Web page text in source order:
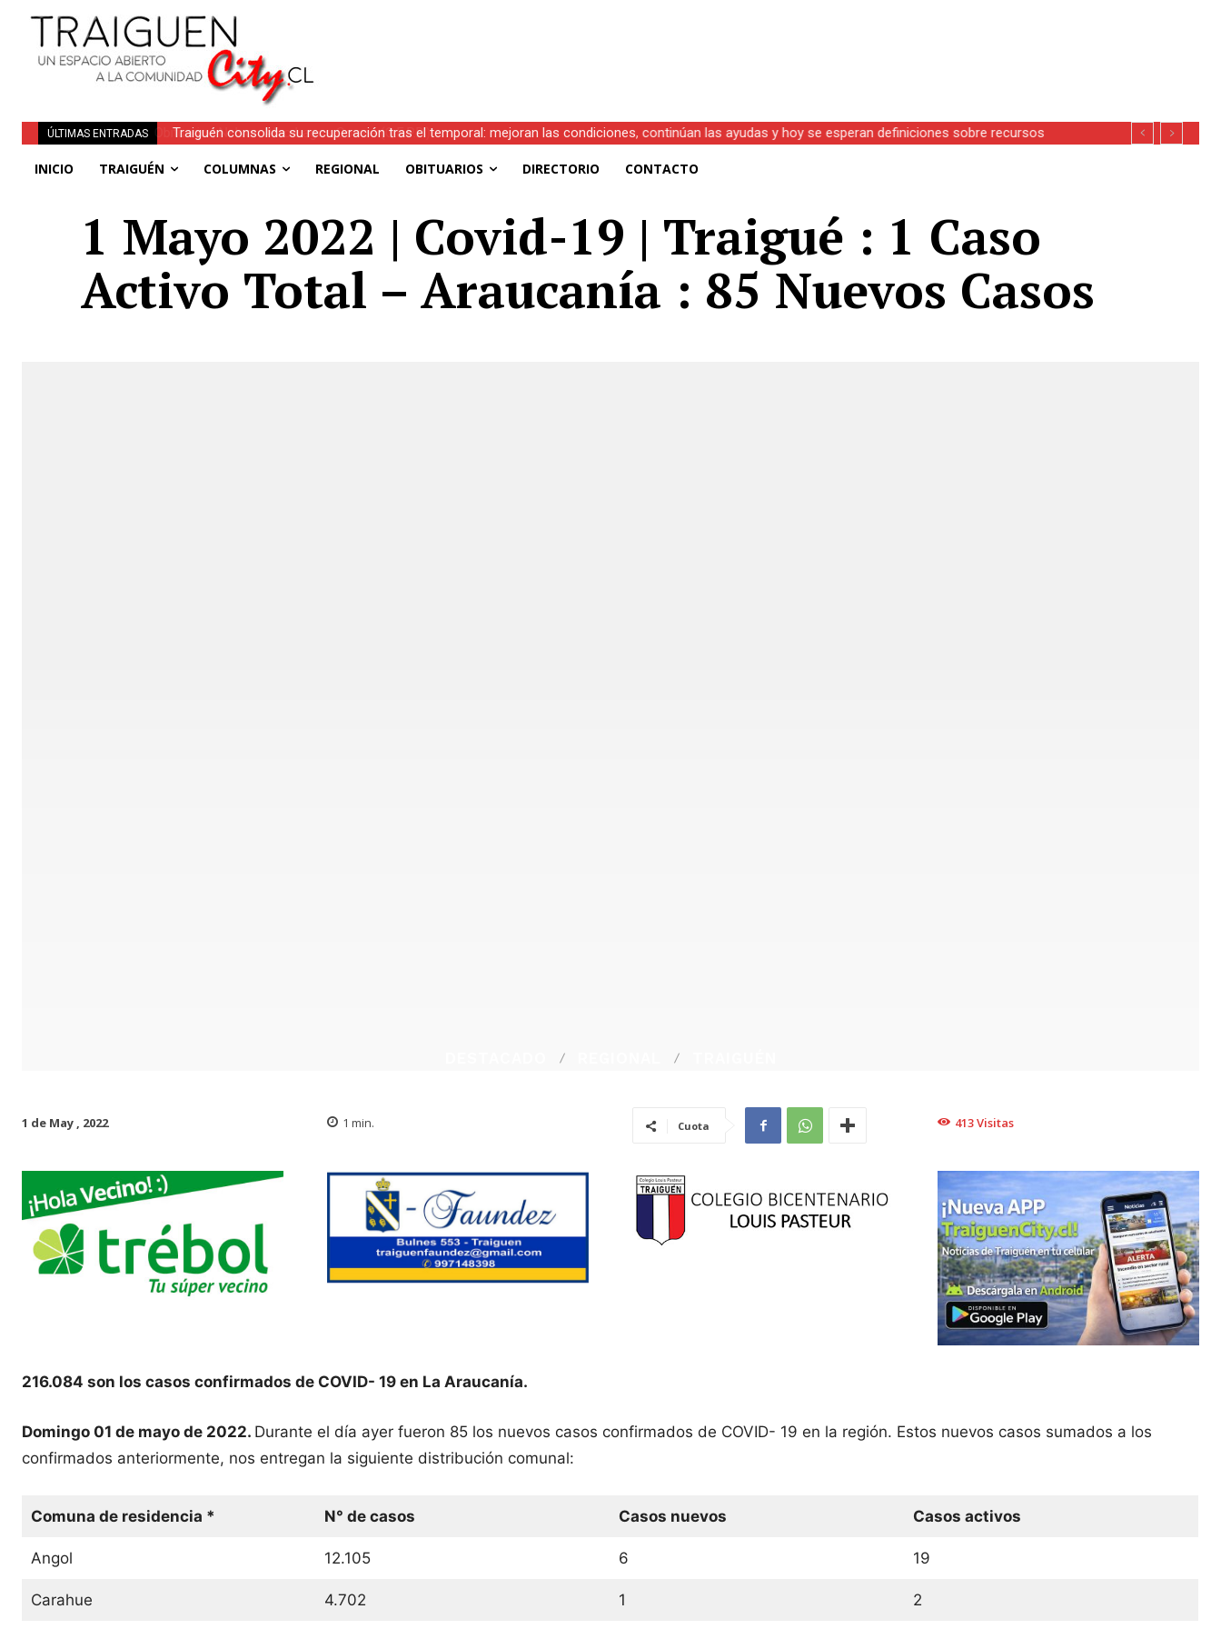
ÚLTIMAS ENTRADAS
Traiguén consolida su recuperación tras el temporal: mejoran las condiciones, continúan las ayudas y hoy se esperan definiciones sobre recursos
INICIO TRAIGUÉN COLUMNAS REGIONAL OBITUARIOS DIRECTORIO CONTACTO
1 Mayo 2022 | Covid-19 | Traigué : 1 Caso
Activo Total – Araucanía : 85 Nuevos Casos
1 de May , 2022 1 min. Cuota 413Visitas
216.084 son los casos confirmados de COVID- 19 en La Araucanía.
Domingo 01 de mayo de 2022. Durante el día ayer fueron 85 los nuevos casos confirmados de COVID- 19 en la región. Estos nuevos casos sumados a los
confirmados anteriormente, nos entregan la siguiente distribución comunal:
Comuna de residencia * N° de casos Casos nuevos Casos activos
Angol 12.105 6 19
Carahue 4.702 1 2